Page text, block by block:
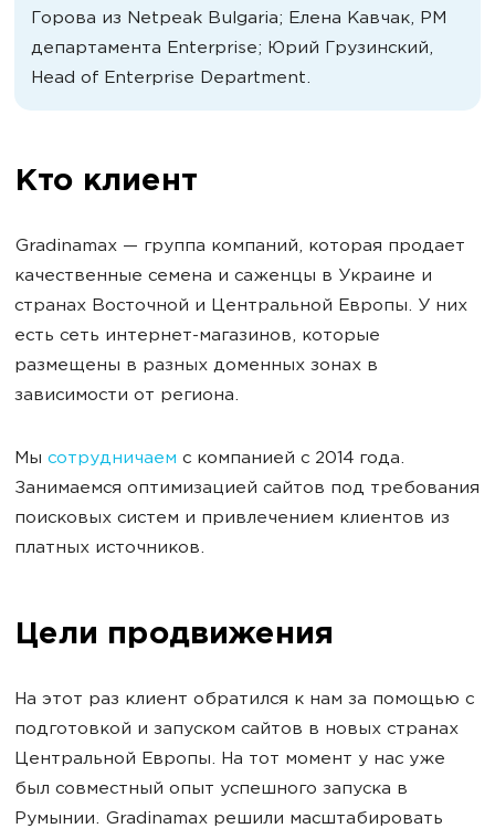
Горова из Netpeak Bulgaria; Елена Кавчак, РМ
департамента Enterprise; Юрий Грузинский,
Head of Enterprise Department.
Кто клиент
Gradinamax — группа компаний, которая продает
качественные семена и саженцы в Украине и
странах Восточной и Центральной Европы. У них
есть сеть интернет-магазинов, которые
размещены в разных доменных зонах в
зависимости от региона.
Мы сотрудничаем с компанией с 2014 года.
Занимаемся оптимизацией сайтов под требования
поисковых систем и привлечением клиентов из
платных источников.
Цели продвижения
На этот раз клиент обратился к нам за помощью с
подготовкой и запуском сайтов в новых странах
Центральной Европы. На тот момент у нас уже
был совместный опыт успешного запуска в
Румынии. Gradinamax решили масштабировать